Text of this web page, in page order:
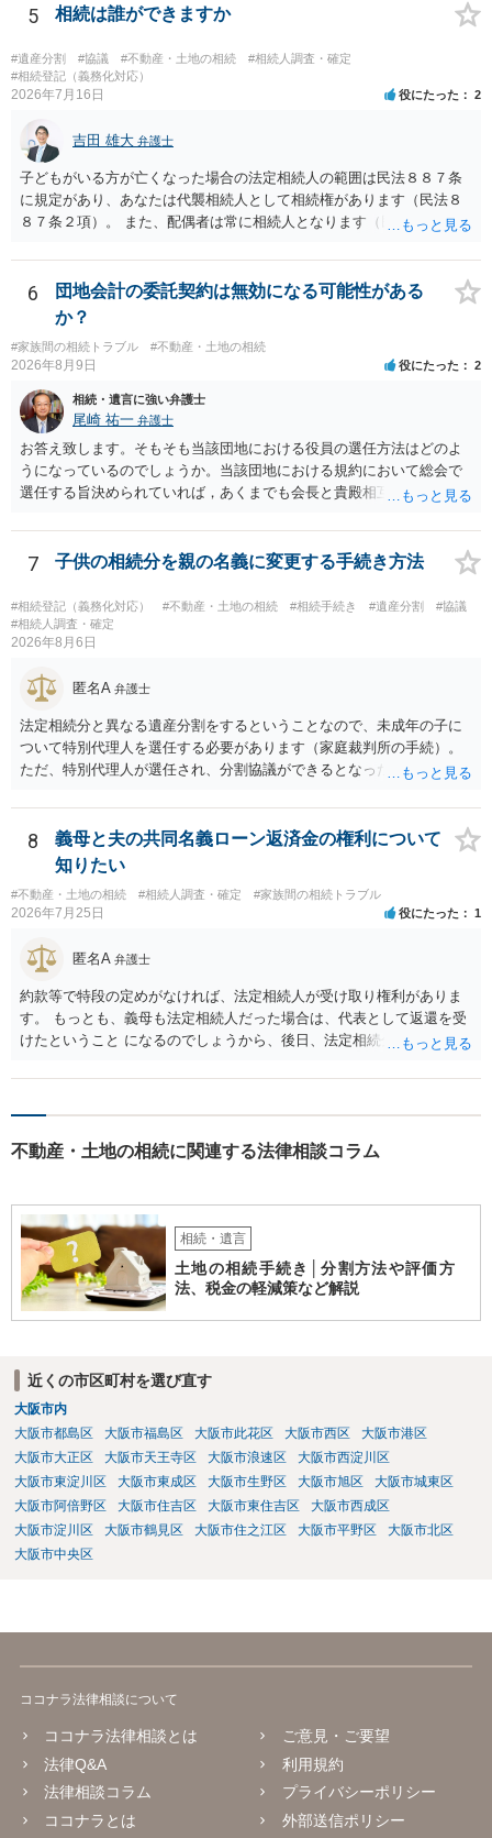
です。客観的な基準もありません。 ・できれば穏やかに、分割を拒否
することはできますか。 →分割を拒否するということは、遺産はいら
ないということでしょうか。遺言で、受取を指定されててもいらない
と拒否することはできます。理由を説明する必要はありません。
5 相続は誰ができますか
#遺産分割 #協議 #不動産・土地の相続
#相続人調査・確定
#相続登記（義務化対応）
2026年7月16日 役にたった 2
吉田 雄大 弁護士
子どもがいる方が亡くなった場合の法定相続人の範囲は民法８８７条
に規定があり、あなたは代襲相続人として相続権があります（民法８
８７条２項）。 また、配偶者は常に相続人となります（民法８９０
も相続権があります。つまり、孫５人に加えて「おじ又はおば」にも
相続権がある可能性があります。
6
団地会計の委託契約は無効になる可能性がある
か？
#家族間の相続トラブル #不動産・土地の相続
2026年8月9日 役にたった 2
相続・遺言に強い弁護士
尾崎 祐一 弁護士
お答え致します。そもそも当該団地における役員の選任方法はどのよ
うになっているのでしょうか。当該団地における規約において総会で
選任する旨決められていれば，あくまでも会長と貴殿相互間における
し，団地と貴殿との委託契約は有効に成立しています。当該団地にお
ける役員の選任が会長の専権でできるのであれば，貴殿と会長との合
7 子供の相続分を親の名義に変更する手続き方法
#相続登記（義務化対応） #不動産・土地の相続 #相続手続き #遺産分割
#協議
#相続人調査・確定
2026年8月6日
匿名A 弁護士
法定相続分と異なる遺産分割をするということなので、未成年の子に
ついて特別代理人を選任する必要があります（家庭裁判所の手続）。
ただ、特別代理人が選任され、分割協議ができるとなったとしても、
の権利も守られなければならないからです。 相続財産全体で、未成年
者の権利が守られているかどうかを判断しなければなりません。 単
に、未成年者を今後養育するのは、自分だからという理由では、法定
相続分以上に多くの遺産を取得することができるというわけではあり
ません。
8
義母と夫の共同名義ローン返済金の権利について
知りたい
#不動産・土地の相続 #相続人調査・確定 #家族間の相続トラブル
2026年7月25日 役にたった 1
匿名A 弁護士
約款等で特段の定めがなければ、法定相続人が受け取り権利がありま
す。 もっとも、義母も法定相続人だった場合は、代表として返還を受
けたということ になるのでしょうから、後日、法定相続分に基づいて
不動産・土地の相続に関連する法律相談コラム
相続・遺言
土地の相続手続き│分割方法や評価方
法、税金の軽減策など解説
近くの市区町村を選び直す
大阪市内
大阪市都島区
大阪市福島区 大阪市此花区 大阪市西区
大阪市港区
大阪市大正区
大阪市天王寺区 大阪市浪速区
大阪市西淀川区
大阪市東淀川区
大阪市東成区 大阪市生野区 大阪市旭区
大阪市城東区
大阪市阿倍野区
大阪市住吉区 大阪市東住吉区
大阪市西成区
大阪市淀川区
大阪市鶴見区 大阪市住之江区 大阪市平野区
大阪市北区
大阪市中央区
ココナラ法律相談について
ココナラ法律相談とは
法律Q&A
法律相談コラム
ココナラとは
ご意見・ご要望
利用規約
プライバシーポリシー
外部送信ポリシー